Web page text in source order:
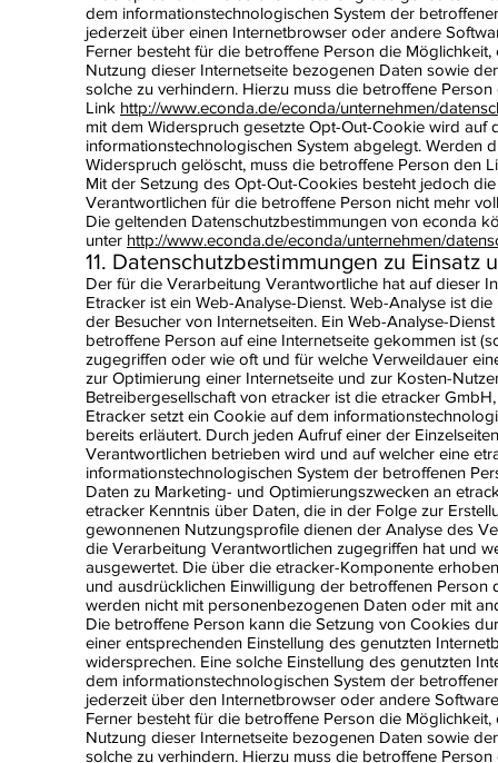
dem informationstechnologischen System der
jederzeit über einen Internetbrowser oder andere
Ferner besteht für die betroffene Person die
Nutzung dieser Internetseite bezogenen Daten sowie
solche zu verhindern. Hierzu muss die betroffene
Link http://www.econda.de/econda/unternehmen/
mit dem Widerspruch gesetzte Opt-Out-Cookie wird
informationstechnologischen System abgelegt. Werden
Widerspruch gelöscht, muss die betroffene Person den
Mit der Setzung des Opt-Out-Cookies besteht jedoch
Verantwortlichen für die betroffene Person nicht mehr
Die geltenden Datenschutzbestimmungen von econda
unter http://www.econda.de/econda/unternehmen/
11. Datenschutzbestimmungen zu
Der für die Verarbeitung Verantwortliche hat auf dieser
Etracker ist ein Web-Analyse-Dienst. Web-Analyse ist
der Besucher von Internetseiten. Ein Web-Analyse-
betroffene Person auf eine Internetseite gekommen ist
zugegriffen oder wie oft und für welche Verweildauer
zur Optimierung einer Internetseite und zur Kosten-
Betreibergesellschaft von etracker ist die etracker
Etracker setzt ein Cookie auf dem
bereits erläutert. Durch jeden Aufruf einer der
Verantwortlichen betrieben wird und auf welcher eine
informationstechnologischen System der betroffenen
Daten zu Marketing- und Optimierungszwecken an
etracker Kenntnis über Daten, die in der Folge zur
gewonnenen Nutzungsprofile dienen der Analyse des
die Verarbeitung Verantwortlichen zugegriffen hat und
ausgewertet. Die über die etracker-Komponente
und ausdrücklichen Einwilligung der betroffenen
werden nicht mit personenbezogenen Daten oder mit
Die betroffene Person kann die Setzung von Cookies
einer entsprechenden Einstellung des genutzten
widersprechen. Eine solche Einstellung des genutzten
dem informationstechnologischen System der
jederzeit über den Internetbrowser oder andere
Ferner besteht für die betroffene Person die
Nutzung dieser Internetseite bezogenen Daten sowie
solche zu verhindern. Hierzu muss die betroffene